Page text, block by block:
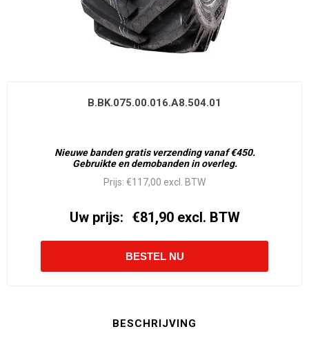
B.BK.075.00.016.A8.504.01
Nieuwe banden gratis verzending vanaf €450.
Gebruikte en demobanden in overleg.
Prijs: €117,00 excl. BTW
Uw prijs: €81,90 excl. BTW
BESCHRIJVING